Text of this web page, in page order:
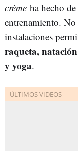
crème ha hecho
entrenamiento. No
instalaciones
raqueta,
y yoga.